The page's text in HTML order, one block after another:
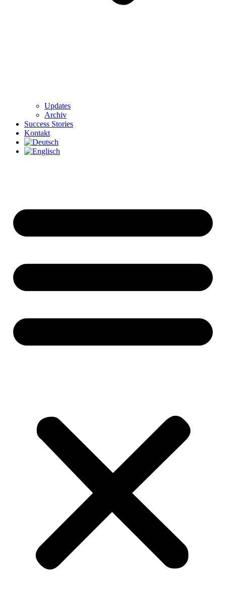
Updates
Archiv
Success Stories
Kontakt